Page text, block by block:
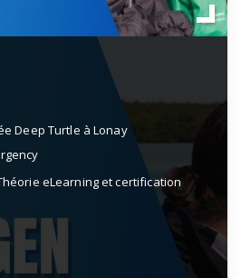
Deep Turtle à Lonay
eLearning et certification